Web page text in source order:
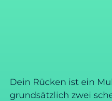
Dein Rücken ist ein
grundsätzlich zwei